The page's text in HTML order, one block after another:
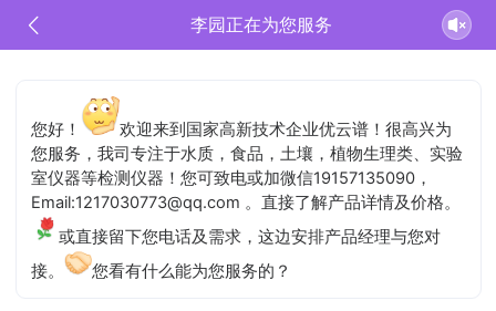
李园正在为您服务
您好！
欢迎来到国家高新技术企业优云谱！很高兴为
您服务，我司专注于水质，食品，土壤，植物生理类、实验
室仪器等检测仪器！您可致电或加微信19157135090，
Email:1217030773@qq.com 。直接了解产品详情及价格。
或直接留下您电话及需求，这边安排产品经理与您对
接。
您看有什么能为您服务的？